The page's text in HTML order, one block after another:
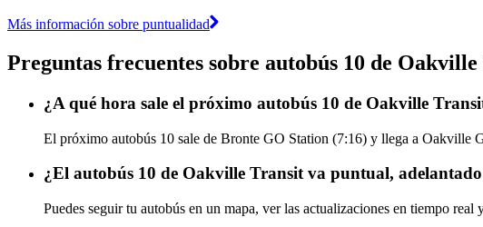
Más información sobre puntualidad
Preguntas frecuentes sobre autobús 10 de
¿A qué hora sale el próximo autobús 10 de Oakville
El próximo autobús 10 sale de Bronte GO Station (7:16) y llega a Oakville
¿El autobús 10 de Oakville Transit va puntual,
Puedes seguir tu autobús en un mapa, ver las actualizaciones en tiempo